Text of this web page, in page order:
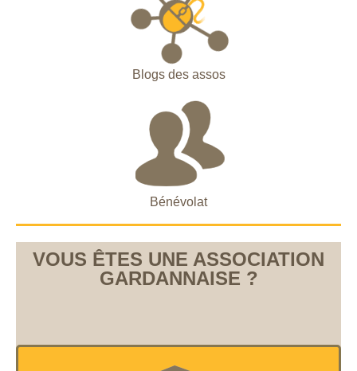
Blogs des assos
Bénévolat
VOUS ÊTES UNE ASSOCIATION
GARDANNAISE ?